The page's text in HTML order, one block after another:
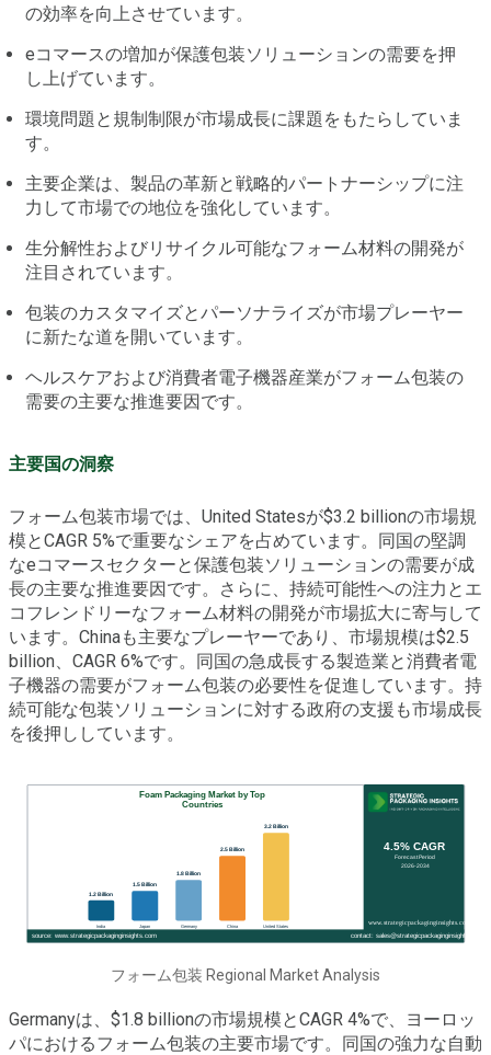
の効率を向上させています。
eコマースの増加が保護包装ソリューションの需要を押
し上げています。
環境問題と規制制限が市場成長に課題をもたらしていま
す。
主要企業は、製品の革新と戦略的パートナーシップに注
力して市場での地位を強化しています。
生分解性およびリサイクル可能なフォーム材料の開発が
注目されています。
包装のカスタマイズとパーソナライズが市場プレーヤー
に新たな道を開いています。
ヘルスケアおよび消費者電子機器産業がフォーム包装の
需要の主要な推進要因です。
主要国の洞察
フォーム包装市場では、United Statesが$3.2 billionの市場規
模とCAGR 5%で重要なシェアを占めています。同国の堅調
なeコマースセクターと保護包装ソリューションの需要が成
長の主要な推進要因です。さらに、持続可能性への注力とエ
コフレンドリーなフォーム材料の開発が市場拡大に寄与して
います。Chinaも主要なプレーヤーであり、市場規模は$2.5
billion、CAGR 6%です。同国の急成長する製造業と消費者電
子機器の需要がフォーム包装の必要性を促進しています。持
続可能な包装ソリューションに対する政府の支援も市場成長
を後押ししています。
フォーム包装 Regional Market Analysis
Germanyは、$1.8 billionの市場規模とCAGR 4%で、ヨーロッ
パにおけるフォーム包装の主要市場です。同国の強力な自動